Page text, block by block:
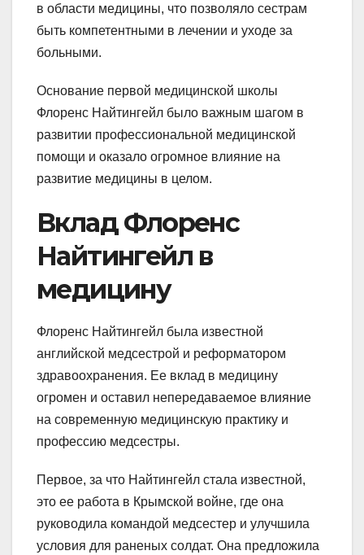
в области медицины, что позволяло сестрам
быть компетентными в лечении и уходе за
больными.
Основание первой медицинской школы
Флоренс Найтингейл было важным шагом в
развитии профессиональной медицинской
помощи и оказало огромное влияние на
развитие медицины в целом.
Вклад Флоренс
Найтингейл в
медицину
Флоренс Найтингейл была известной
английской медсестрой и реформатором
здравоохранения. Ее вклад в медицину
огромен и оставил непередаваемое влияние
на современную медицинскую практику и
профессию медсестры.
Первое, за что Найтингейл стала известной,
это ее работа в Крымской войне, где она
руководила командой медсестер и улучшила
условия для раненых солдат. Она предложила